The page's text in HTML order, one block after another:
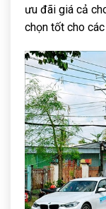
ưu đãi giá cả
chọn tốt cho